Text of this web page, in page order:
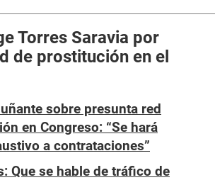
Torres Saravia por
de prostitución en el
sobre presunta red
en Congreso: “Se hará
a contrataciones”
Que se hable de tráfico de